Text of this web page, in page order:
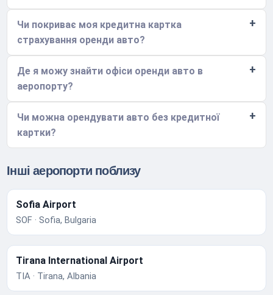
Чи покриває моя кредитна картка
страхування оренди авто?
Де я можу знайти офіси оренди авто в
аеропорту?
Чи можна орендувати авто без кредитної
картки?
Інші аеропорти поблизу
Sofia Airport
SOF · Sofia, Bulgaria
Tirana International Airport
TIA · Tirana, Albania